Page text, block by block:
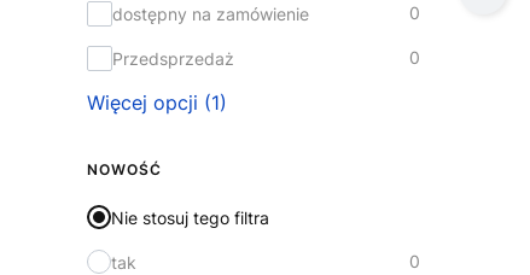
dostępny na zamówienie 0
Przedsprzedaż 0
Więcej opcji (1)
NOWOŚĆ
Nie stosuj tego filtra
tak 0